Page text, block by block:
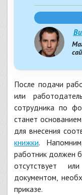
После подачи
или
сотрудника по
станет
для внесения
книжки.
работник должен
отсутствует
документом,
приказе.